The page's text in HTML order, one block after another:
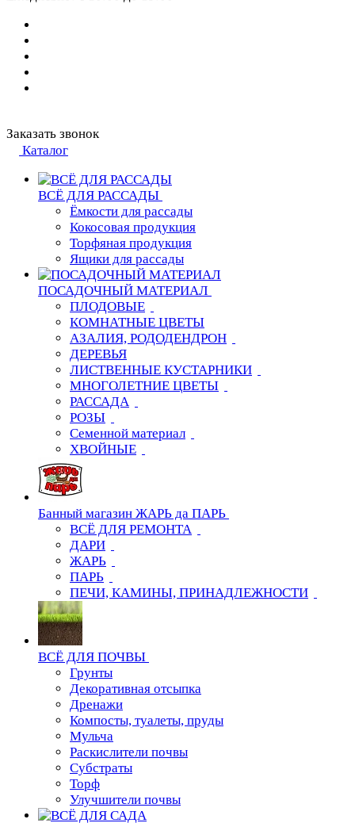
Заказать звонок
Каталог
ВСЁ ДЛЯ РАССАДЫ
Ёмкости для рассады
Кокосовая продукция
Торфяная продукция
Ящики для рассады
ПОСАДОЧНЫЙ МАТЕРИАЛ
ПЛОДОВЫЕ
КОМНАТНЫЕ ЦВЕТЫ
АЗАЛИЯ, РОДОДЕНДРОН
ДЕРЕВЬЯ
ЛИСТВЕННЫЕ КУСТАРНИКИ
МНОГОЛЕТНИЕ ЦВЕТЫ
РАССАДА
РОЗЫ
Семенной материал
ХВОЙНЫЕ
Банный магазин ЖАРЬ да ПАРЬ
ВСЁ ДЛЯ РЕМОНТА
ДАРИ
ЖАРЬ
ПАРЬ
ПЕЧИ, КАМИНЫ, ПРИНАДЛЕЖНОСТИ
ВСЁ ДЛЯ ПОЧВЫ
Грунты
Декоративная отсыпка
Дренажи
Компосты, туалеты, пруды
Мульча
Раскислители почвы
Субстраты
Торф
Улучшители почвы